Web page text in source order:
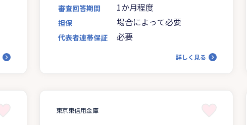
審査回答期間 1か月程度
担保 場合によって必要
代表者連帯保証 必要
詳しく見る
東京東信用金庫